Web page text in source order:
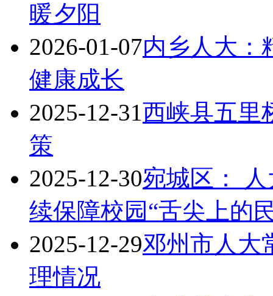
暖夕阳
2026-01-07内乡人大：
健康成长
2025-12-31西峡县五里
策
2025-12-30宛城区：
续保障校园“舌尖上的
2025-12-29邓州市人大
理情况